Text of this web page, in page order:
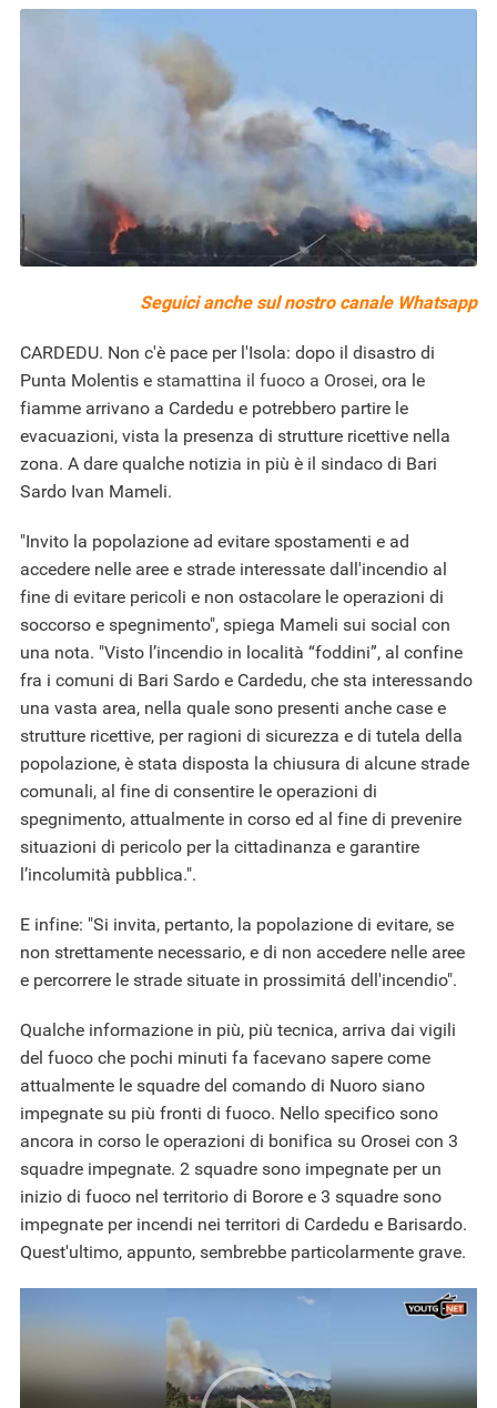
Seguici anche sul nostro canale Whatsapp
CARDEDU. Non c'è pace per l'Isola: dopo il disastro di
Punta Molentis e stamattina il fuoco a Orosei, ora le
fiamme arrivano a Cardedu e potrebbero partire le
evacuazioni, vista la presenza di strutture ricettive nella
zona. A dare qualche notizia in più è il sindaco di Bari
Sardo Ivan Mameli.
"Invito la popolazione ad evitare spostamenti e ad
accedere nelle aree e strade interessate dall'incendio al
fine di evitare pericoli e non ostacolare le operazioni di
soccorso e spegnimento", spiega Mameli sui social con
una nota. "Visto l’incendio in località “foddini”, al confine
fra i comuni di Bari Sardo e Cardedu, che sta interessando
una vasta area, nella quale sono presenti anche case e
strutture ricettive, per ragioni di sicurezza e di tutela della
popolazione, è stata disposta la chiusura di alcune strade
comunali, al fine di consentire le operazioni di
spegnimento, attualmente in corso ed al fine di prevenire
situazioni di pericolo per la cittadinanza e garantire
l’incolumità pubblica.".
E infine: "Si invita, pertanto, la popolazione di evitare, se
non strettamente necessario, e di non accedere nelle aree
e percorrere le strade situate in prossimitá dell'incendio".
Qualche informazione in più, più tecnica, arriva dai vigili
del fuoco che pochi minuti fa facevano sapere come
attualmente le squadre del comando di Nuoro siano
impegnate su più fronti di fuoco. Nello specifico sono
ancora in corso le operazioni di bonifica su Orosei con 3
squadre impegnate. 2 squadre sono impegnate per un
inizio di fuoco nel territorio di Borore e 3 squadre sono
impegnate per incendi nei territori di Cardedu e Barisardo.
Quest'ultimo, appunto, sembrebbe particolarmente grave.